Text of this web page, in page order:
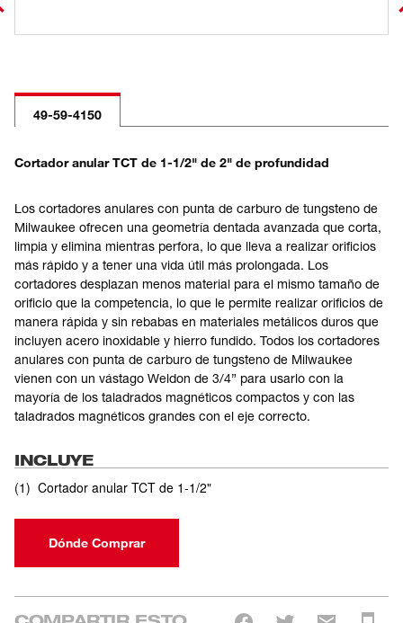
49-59-4150
Cortador anular TCT de 1-1/2" de 2" de profundidad
Los cortadores anulares con punta de carburo de tungsteno de
Milwaukee ofrecen una geometría dentada avanzada que corta,
limpia y elimina mientras perfora, lo que lleva a realizar orificios
más rápido y a tener una vida útil más prolongada. Los
cortadores desplazan menos material para el mismo tamaño de
orificio que la competencia, lo que le permite realizar orificios de
manera rápida y sin rebabas en materiales metálicos duros que
incluyen acero inoxidable y hierro fundido. Todos los cortadores
anulares con punta de carburo de tungsteno de Milwaukee
vienen con un vástago Weldon de 3/4” para usarlo con la
mayoría de los taladrados magnéticos compactos y con las
taladrados magnéticos grandes con el eje correcto.
INCLUYE
(1) Cortador anular TCT de 1-1/2"
Dónde Comprar